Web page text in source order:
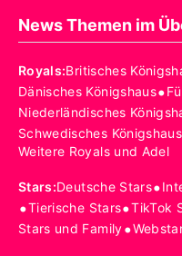
News Themen im
Royals:Britisches
Dänisches Königshaus•
Niederländisches
Schwedisches Königshaus
Weitere Royals und Adel
Stars:Deutsche Stars•
•Tierische Stars•TikTok
Stars und Family•